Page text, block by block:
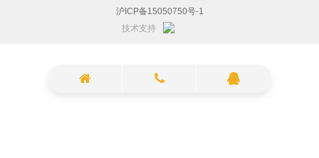
沪ICP备15050750号-1
技术支持